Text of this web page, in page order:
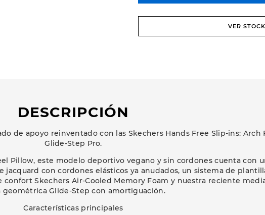
VER
DESCRIPCIÓN
de apoyo reinventado con las Skechers Hands Free Slip-ins: Arch
Glide-Step Pro.
Pillow, este modelo deportivo vegano y sin cordones cuenta con
con cordones elásticos ya anudados, un sistema de
Skechers Air-Cooled Memory Foam y nuestra reciente
geométrica Glide-Step con amortiguación.
Características principales